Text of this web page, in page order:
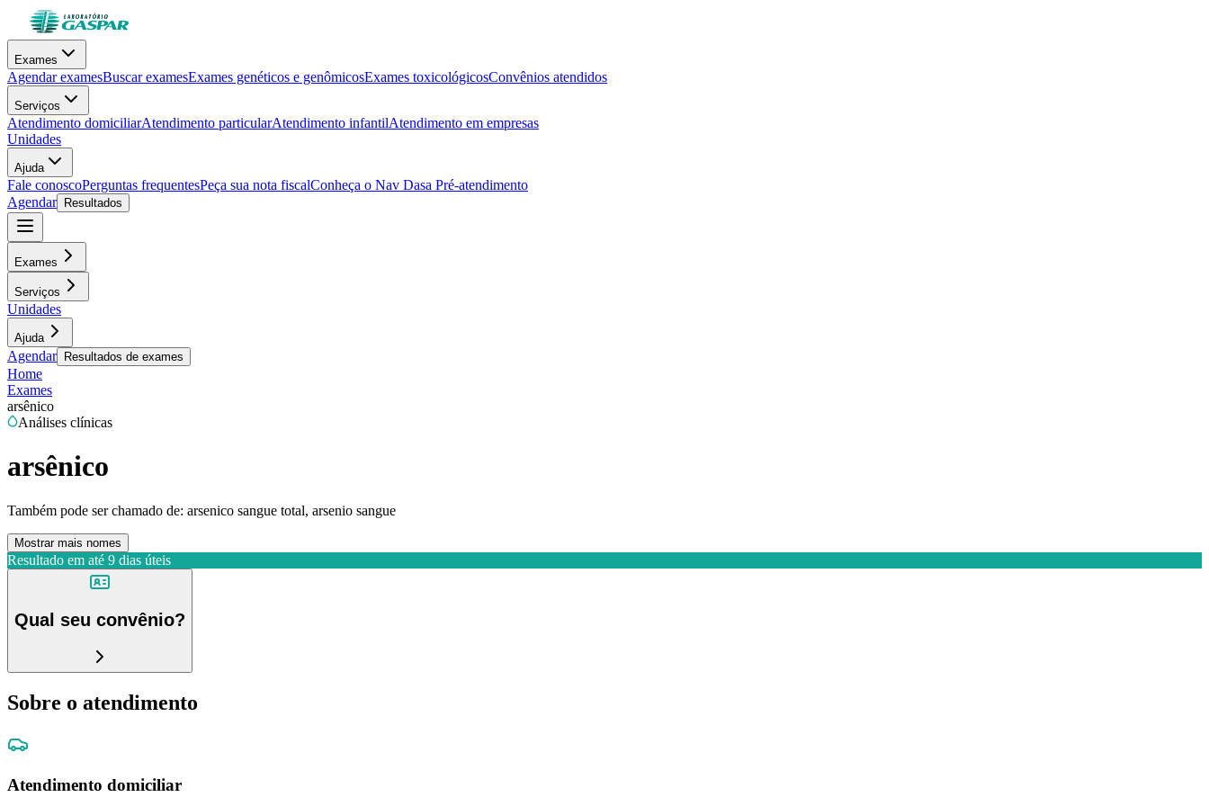
Exames
Agendar examesBuscar examesExames genéticos e genômicosExames toxicológicosConvênios atendidos
Serviços
Atendimento domiciliarAtendimento particularAtendimento infantilAtendimento em empresas
Unidades
Ajuda
Fale conoscoPerguntas frequentesPeça sua nota fiscalConheça o Nav Dasa Pré-atendimento
Agendar
Resultados
Exames
Serviços
Unidades
Ajuda
Agendar Resultados de exames
Home
Exames
arsênico
Análises clínicas
arsênico
Também pode ser chamado de: arsenico sangue total, arsenio sangue
Mostrar mais nomes
Resultado em até 9 dias úteis
Qual seu convênio?
Sobre o atendimento
Atendimento domiciliar